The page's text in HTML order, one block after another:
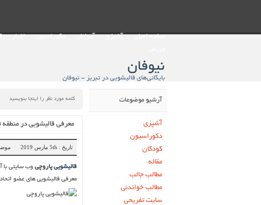
نیوفان
بایگانی‌های قالیشویی در تبریز - نیوفان
معرفی قالیشویی در منطقه
تاریخ : 5th مارس 2019
قالیشویی پاروچی وب سایتی
معرفی قالیشویی های عضو
آرشیو موضوعات
آشپزی
دکوراسیون
کودکان
مقاله
مطالب جالب
مطالب خواندنی
سایت تفریحی